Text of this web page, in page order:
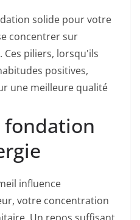
solide pour votre
concentrer sur
Ces piliers, lorsqu'ils
positives,
une meilleure qualité
fondation
influence
votre concentration